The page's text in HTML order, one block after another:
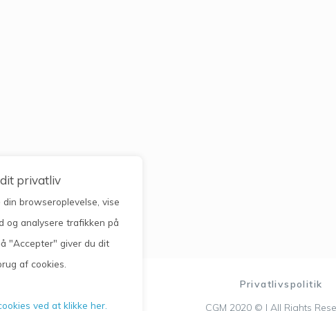
Privatlivspolitik
CGM 2020 ©​ | All Rights
privatliv
browseroplevelse, vise
og analysere trafikken på
"Accepter" giver du dit
af cookies.
ved at klikke her.